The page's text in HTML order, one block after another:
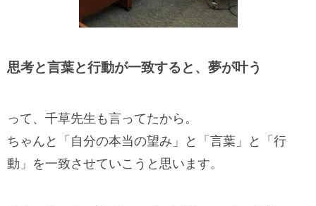
思考と言葉と行動が一致すると、夢が叶う
って、千草先生も言ってたから。
ちゃんと「自分の本当の望み」と「言葉」と「行
動」を一致させていこうと思います。